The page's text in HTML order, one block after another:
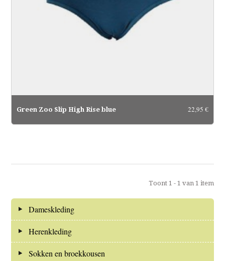
Green Zoo Slip High Rise blue 22,95 €
Toont 1 - 1 van 1 item
Dameskleding
Herenkleding
Sokken en broekkousen